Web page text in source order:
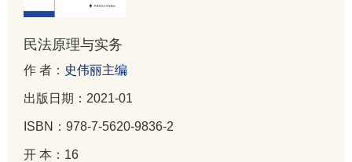
民法原理与实务
作 者： 史伟丽主编
出版日期：2021-01
ISBN：978-7-5620-9836-2
开 本：16